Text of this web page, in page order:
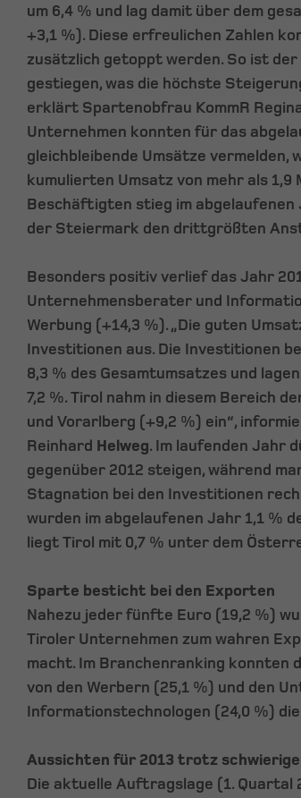
um 6,4 % und lag damit über dem
+3,1 %). Diese erfreulichen Zahlen
zusätzlich getoppt werden. So ist
gestiegen, was die höchste
erklärt Spartenobfrau KommR
Unternehmen konnten für das
gleichbleibende Umsätze vermelden,
kumulierten Umsatz von mehr als
Beschäftigten stieg im abgelaufenen
der Steiermark den drittgrößten
Besonders positiv verlief das Jahr
Unternehmensberater und
Werbung (+14,3 %). „Die guten
Investitionen aus. Die Investitionen
8,3 % des Gesamtumsatzes und
7,2 %. Tirol nahm in diesem Bereich
und Vorarlberg (+9,2 %) ein“,
Reinhard Helweg. Im laufenden Jahr
gegenüber 2012 steigen, während
Stagnation bei den Investitionen
wurden im abgelaufenen Jahr 1,1 %
liegt Tirol mit 0,7 % unter dem
Sparte besticht bei den Exporten
Nahezu jeder fünfte Euro (19,2 %)
Tiroler Unternehmen zum wahren
macht. Im Branchenranking konnten
von den Werbern (25,1 %) und den
Informationstechnologen (24,0 %)
Aussichten für 2013 trotz
Die aktuelle Auftragslage (1.